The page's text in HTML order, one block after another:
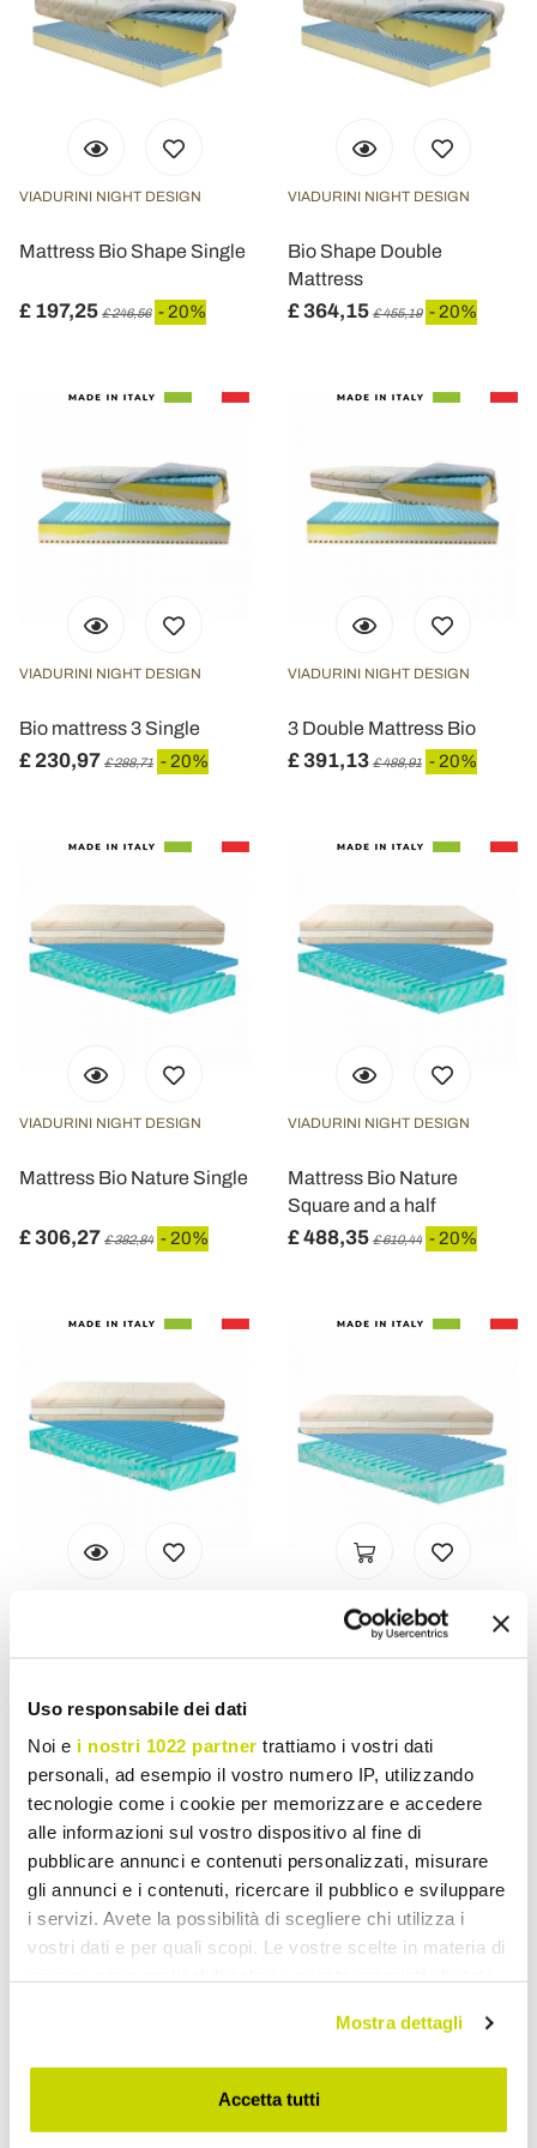
Uso responsabile dei dati
Noi e i nostri 1022 partner trattiamo i vostri dati
personali, ad esempio il vostro numero IP, utilizzando
tecnologie come i cookie per memorizzare e accedere
alle informazioni sul vostro dispositivo al fine di
pubblicare annunci e contenuti personalizzati, misurare
gli annunci e i contenuti, ricercare il pubblico e sviluppare
i servizi. Avete la possibilità di scegliere chi utilizza i
vostri dati e per quali scopi. Le vostre scelte in materia di
modificare o revocare il proprio consenso in qualsiasi
momento dalla Dichiarazione sui cookie o facendo clic
sull'icona di attivazione della privacy.
Mostra dettagli
Accetta tutti
VIADURINI NIGHT DESIGN
Mattress Bio Shape Single
£ 197,25 £ 246,56 - 20%
VIADURINI NIGHT DESIGN
Bio Shape Double
Mattress
£ 364,15 £ 455,19 - 20%
VIADURINI NIGHT DESIGN
Bio mattress 3 Single
£ 230,97 £ 288,71 - 20%
VIADURINI NIGHT DESIGN
3 Double Mattress Bio
£ 391,13 £ 488,91 - 20%
VIADURINI NIGHT DESIGN
Mattress Bio Nature Single
£ 306,27 £ 382,84 - 20%
VIADURINI NIGHT DESIGN
Mattress Bio Nature
Square and a half
£ 488,35 £ 610,44 - 20%
Bio Nature Mattress
£ 601,30 £ 751,63 - 20%
Mattress Bio Maxi Single
Mattress Square and Half
Double Mattress Bio Maxi